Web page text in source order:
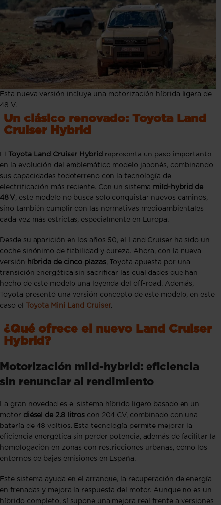
Esta nueva versión incluye una motorización híbrida ligera de
48 V.
Un clásico renovado: Toyota Land
Cruiser Hybrid
El Toyota Land Cruiser Hybrid representa un paso importante
en la evolución del emblemático modelo japonés, combinando
sus capacidades todoterreno con la tecnología de
electrificación más reciente. Con un sistema mild-hybrid de
48 V, este modelo no busca solo conquistar nuevos caminos,
sino también cumplir con las normativas medioambientales
cada vez más estrictas, especialmente en Europa.
Desde su aparición en los años 50, el Land Cruiser ha sido un
coche sinónimo de fiabilidad y dureza. Ahora, con la nueva
versión híbrida de cinco plazas, Toyota apuesta por una
transición energética sin sacrificar las cualidades que han
hecho de este modelo una leyenda del off-road. Además,
Toyota presentó una versión concepto de este modelo, en este
caso el Toyota Mini Land Cruiser.
¿Qué ofrece el nuevo Land Cruiser
Hybrid?
Motorización mild-hybrid: eficiencia
sin renunciar al rendimiento
La gran novedad es el sistema híbrido ligero basado en un
motor diésel de 2.8 litros con 204 CV, combinado con una
batería de 48 voltios. Esta tecnología permite mejorar la
eficiencia energética sin perder potencia, además de facilitar la
homologación en zonas con restricciones urbanas, como los
entornos de bajas emisiones en España.
Este sistema ayuda en el arranque, la recuperación de energía
en frenadas y mejora la respuesta del motor. Aunque no es un
híbrido completo, sí supone una mejora real frente a versiones